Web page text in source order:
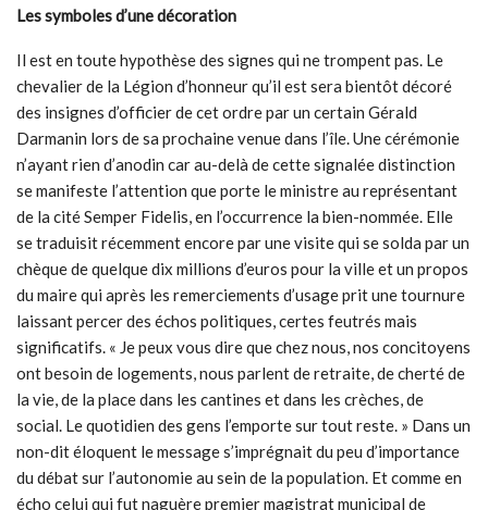
Les symboles d’une décoration
Il est en toute hypothèse des signes qui ne trompent pas. Le
chevalier de la Légion d’honneur qu’il est sera bientôt décoré
des insignes d’officier de cet ordre par un certain Gérald
Darmanin lors de sa prochaine venue dans l’île. Une cérémonie
n’ayant rien d’anodin car au-delà de cette signalée distinction
se manifeste l’attention que porte le ministre au représentant
de la cité Semper Fidelis, en l’occurrence la bien-nommée. Elle
se traduisit récemment encore par une visite qui se solda par un
chèque de quelque dix millions d’euros pour la ville et un propos
du maire qui après les remerciements d’usage prit une tournure
laissant percer des échos politiques, certes feutrés mais
significatifs. « Je peux vous dire que chez nous, nos concitoyens
ont besoin de logements, nous parlent de retraite, de cherté de
la vie, de la place dans les cantines et dans les crèches, de
social. Le quotidien des gens l’emporte sur tout reste. » Dans un
non-dit éloquent le message s’imprégnait du peu d’importance
du débat sur l’autonomie au sein de la population. Et comme en
écho celui qui fut naguère premier magistrat municipal de